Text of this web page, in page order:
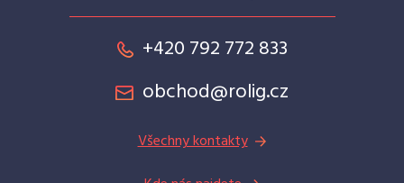
+420 792 772 833
obchod@rolig.cz
Všechny kontakty